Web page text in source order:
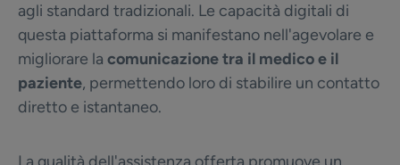
agli standard tradizionali. Le capacità digitali di
questa piattaforma si manifestano nell'agevolare e
migliorare la comunicazione tra il medico e il
paziente, permettendo loro di stabilire un contatto
diretto e istantaneo.